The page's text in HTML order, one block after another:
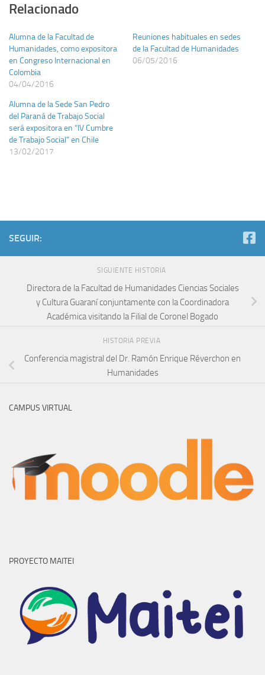
Relacionado
Alumna de la Facultad de
Humanidades, como expositora
en Congreso Internacional en
Colombia
04/04/2016
Reuniones habituales en sedes
de la Facultad de Humanidades
06/05/2016
Alumna de la Sede San Pedro
del Paraná de Trabajo Social
será expositora en “IV Cumbre
de Trabajo Social” en Chile
13/02/2017
SEGUIR:
SIGUIENTE HISTORIA
Directora de la Facultad de Humanidades Ciencias Sociales
y Cultura Guaraní conjuntamente con la Coordinadora
Académica visitando la Filial de Coronel Bogado
HISTORIA PREVIA
Conferencia magistral del Dr. Ramón Enrique Réverchon en
Humanidades
CAMPUS VIRTUAL
PROYECTO MAITEI